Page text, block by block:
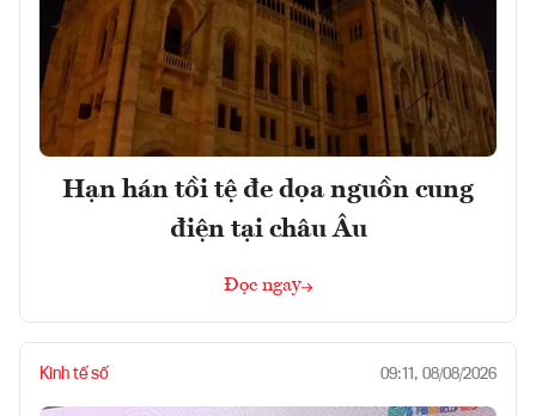
Hạn hán tồi tệ đe dọa nguồn cung
điện tại châu Âu
Đọc ngay
Kinh tế số 09:11, 08/08/2026